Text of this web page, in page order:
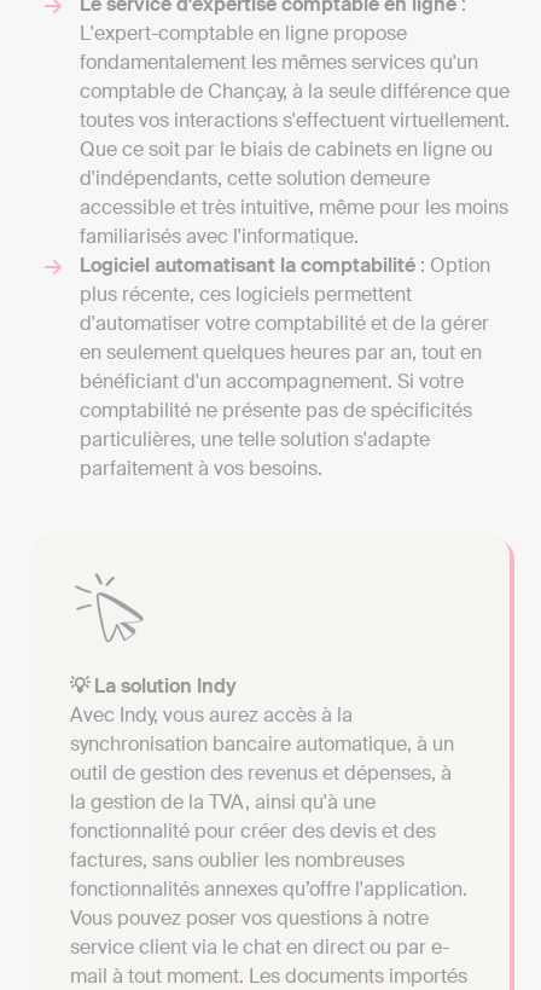
L'expert-comptable en ligne propose
fondamentalement les mêmes services qu'un
comptable de Chançay, à la seule différence que
toutes vos interactions s'effectuent virtuellement.
Que ce soit par le biais de cabinets en ligne ou
d'indépendants, cette solution demeure
accessible et très intuitive, même pour les moins
familiarisés avec l'informatique.
Logiciel automatisant la comptabilité : Option
plus récente, ces logiciels permettent
d'automatiser votre comptabilité et de la gérer
en seulement quelques heures par an, tout en
bénéficiant d'un accompagnement. Si votre
comptabilité ne présente pas de spécificités
particulières, une telle solution s'adapte
parfaitement à vos besoins.
💡 La solution Indy
Avec Indy, vous aurez accès à la
synchronisation bancaire automatique, à un
outil de gestion des revenus et dépenses, à
la gestion de la TVA, ainsi qu'à une
fonctionnalité pour créer des devis et des
factures, sans oublier les nombreuses
fonctionnalités annexes qu’offre l'application.
Vous pouvez poser vos questions à notre
service client via le chat en direct ou par e-
mail à tout moment. Les documents importés